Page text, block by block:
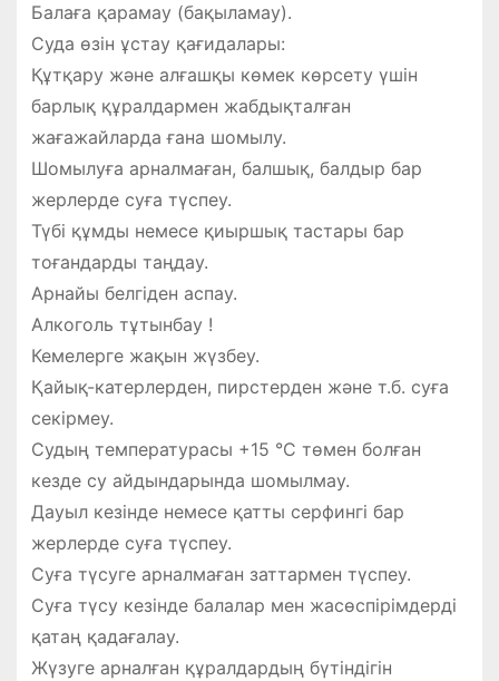
Балаға қарамау (бақыламау).
Суда өзін ұстау қағидалары:
Құтқару және алғашқы көмек көрсету үшін
барлық құралдармен жабдықталған
жағажайларда ғана шомылу.
Шомылуға арналмаған, балшық, балдыр бар
жерлерде суға түспеу.
Түбі құмды немесе қиыршық тастары бар
тоғандарды таңдау.
Арнайы белгіден аспау.
Алкоголь тұтынбау !
Кемелерге жақын жүзбеу.
Қайық-катерлерден, пирстерден және т.б. суға
секірмеу.
Судың температурасы +15 °C төмен болған
кезде су айдындарында шомылмау.
Дауыл кезінде немесе қатты серфингі бар
жерлерде суға түспеу.
Суға түсуге арналмаған заттармен түспеу.
Суға түсу кезінде балалар мен жасөспірімдерді
қатаң қадағалау.
Жүзуге арналған құралдардың бүтіндігін